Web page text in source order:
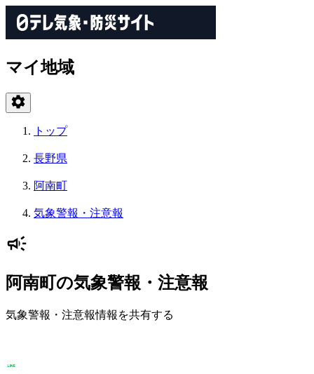
マイ地域
トップ
長野県
阿南町
気象警報・注意報
阿南町の気象警報・注意報
気象警報・注意報情報を共有する